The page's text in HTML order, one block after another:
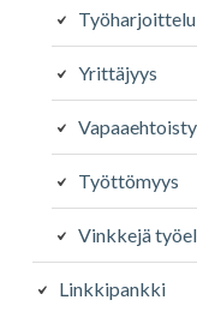
Työharjoittelu
Yrittäjyys
Työttömyys
Vinkkejä
Linkkipankki